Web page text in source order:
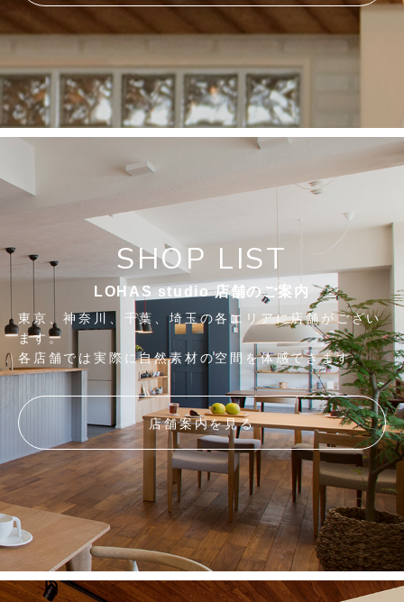
SHOP LIST
LOHAS studio 店舗のご案内
東京、神奈川、千葉、埼玉の各エリアに店舗がござい
ます。
各店舗では実際に自然素材の空間を体感できます。
店舗案内を見る